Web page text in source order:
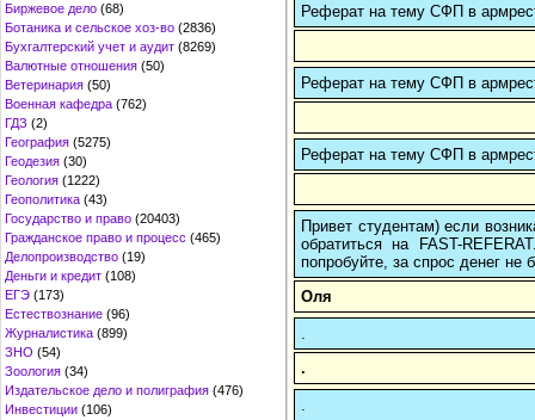
Биржевое дело (68)
Ботаника и сельское хоз-во (2836)
Бухгалтерский учет и аудит (8269)
Валютные отношения (50)
Ветеринария (50)
Военная кафедра (762)
ГДЗ (2)
География (5275)
Геодезия (30)
Геология (1222)
Геополитика (43)
Государство и право (20403)
Гражданское право и процесс (465)
Делопроизводство (19)
Деньги и кредит (108)
ЕГЭ (173)
Естествознание (96)
Журналистика (899)
ЗНО (54)
Зоология (34)
Издательское дело и полиграфия (476)
Инвестиции (106)
Реферат на тему СФП в
Реферат на тему СФП в
Реферат на тему СФП в
Привет студентам) если
обратиться на FAST-
попробуйте, за спрос денег не
Оля
.